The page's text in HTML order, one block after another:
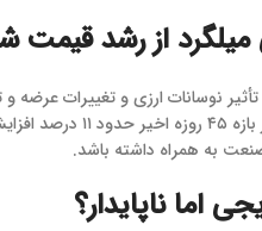
از رشد قیمت
تأثیر نوسانات ارزی و تغییرات
به همراه داشته باشد.
اما ناپایدار؟